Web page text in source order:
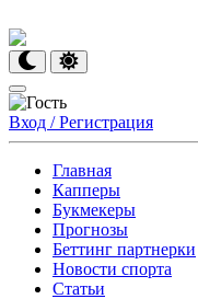
Вход / Регистрация
Главная
Капперы
Букмекеры
Прогнозы
Беттинг партнерки
Новости спорта
Статьи